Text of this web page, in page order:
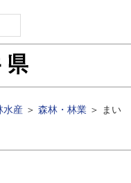
水産 ＞ 森林・林業 ＞
まい